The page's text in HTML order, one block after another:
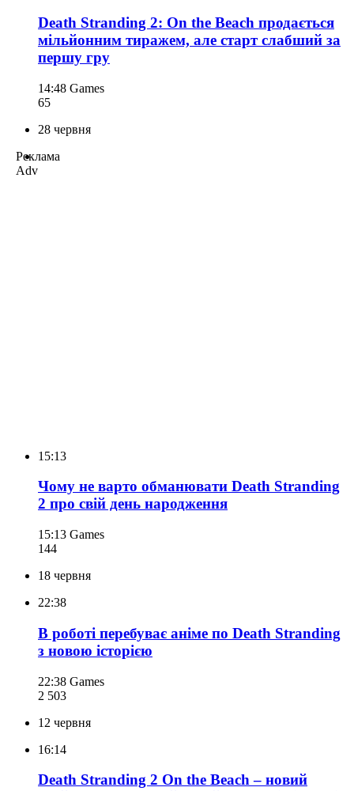
Death Stranding 2: On the Beach продається
мільйонним тиражем, але старт слабший за
першу гру
14:48 Games
65
28 червня
Реклама
Adv
15:13
Чому не варто обманювати Death Stranding
2 про свій день народження
15:13 Games
144
18 червня
22:38
В роботі перебуває аніме по Death Stranding
з новою історією
22:38 Games
2 503
12 червня
16:14
Death Stranding 2 On the Beach – новий